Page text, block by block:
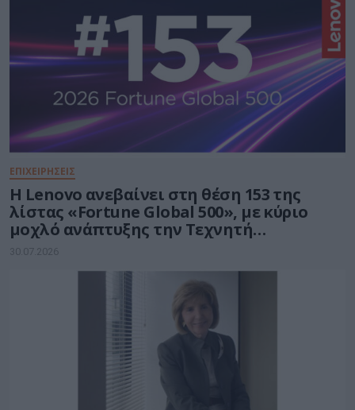
ΕΠΙΧΕΙΡΗΣΕΙΣ
Η Lenovo ανεβαίνει στη θέση 153 της
λίστας «Fortune Global 500», με κύριο
μοχλό ανάπτυξης την Τεχνητή
Νοημοσύνη
30.07.2026